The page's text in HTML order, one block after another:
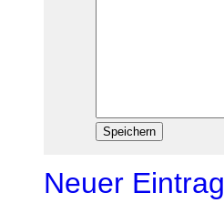
Neuer Eintrag